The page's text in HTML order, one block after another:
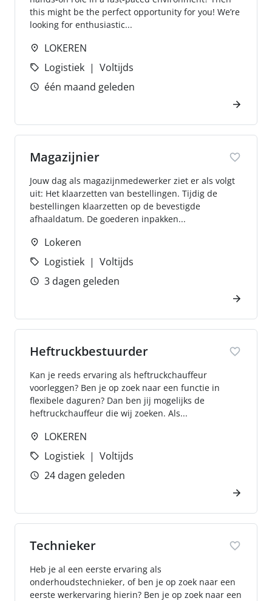
this might be the perfect opportunity for you! We’re
looking for enthusiastic...
LOKEREN
Logistiek
Voltijds
één maand geleden
Magazijnier
Jouw dag als magazijnmedewerker ziet er als volgt
uit: Het klaarzetten van bestellingen. Tijdig de
bestellingen klaarzetten op de bevestigde
afhaaldatum. De goederen inpakken...
Lokeren
Logistiek
Voltijds
3 dagen geleden
Heftruckbestuurder
Kan je reeds ervaring als heftruckchauffeur
voorleggen? Ben je op zoek naar een functie in
flexibele daguren? Dan ben jij mogelijks de
heftruckchauffeur die wij zoeken. Als...
LOKEREN
Logistiek
Voltijds
24 dagen geleden
Technieker
Heb je al een eerste ervaring als
onderhoudstechnieker, of ben je op zoek naar een
eerste werkervaring hierin? Ben je op zoek naar een